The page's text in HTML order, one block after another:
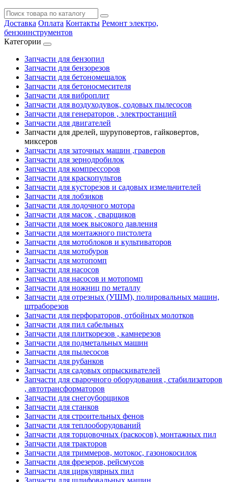
Доставка Оплата Контакты Ремонт электро,
бензоинструментов
Категории
Запчасти для бензопил
Запчасти для бензорезов
Запчасти для бетономешалок
Запчасти для бетоносмесителя
Запчасти для виброплит
Запчасти для воздуходувок, содовых пылесосов
Запчасти для генераторов , электростанций
Запчасти для двигателей
Запчасти для дрелей, шуруповертов, гайковертов,
миксеров
Запчасти для заточных машин ,граверов
Запчасти для зернодробилок
Запчасти для компрессоров
Запчасти для краскопультов
Запчасти для кусторезов и садовых измельчителей
Запчасти для лобзиков
Запчасти для лодочного мотора
Запчасти для масок , сварщиков
Запчасти для моек высокого давления
Запчасти для монтажного пистолета
Запчасти для мотоблоков и культиваторов
Запчасти для мотобуров
Запчасти для мотопомп
Запчасти для насосов
Запчасти для насосов и мотопомп
Запчасти для ножниц по металлу
Запчасти для отрезных (УШМ), полировальных машин,
штраборезов
Запчасти для перфораторов, отбойных молотков
Запчасти для пил сабельных
Запчасти для плиткорезов , камнерезов
Запчасти для подметальных машин
Запчасти для пылесосов
Запчасти для рубанков
Запчасти для садовых опрыскивателей
Запчасти для сварочного оборудования , стабилизаторов
, автотрансформаторов
Запчасти для снегоуборщиков
Запчасти для станков
Запчасти для строительных фенов
Запчасти для теплооборудований
Запчасти для торцовочных (раскосов), монтажных пил
Запчасти для тракторов
Запчасти для триммеров, мотокос, газонокосилок
Запчасти для фрезеров, рейсмусов
Запчасти для циркулярных пил
Запчасти для шлифовальных машин